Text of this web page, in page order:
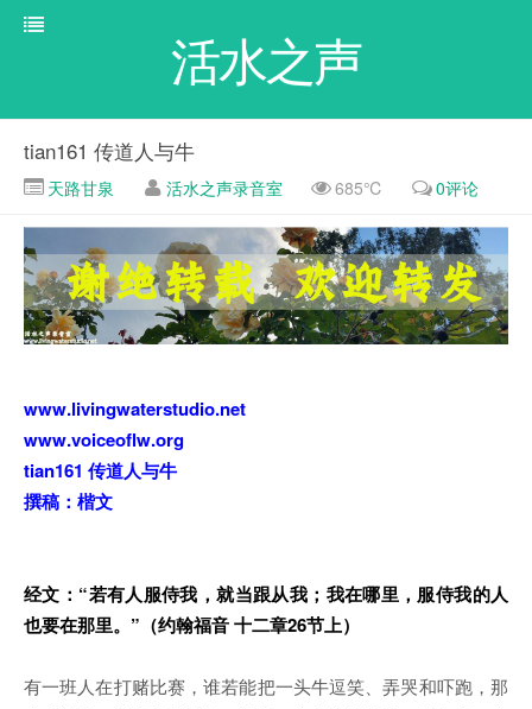
活水之声
tian161 传道人与牛
天路甘泉 活水之声录音室 685℃ 0评论
www.livingwaterstudio.net
www.voiceoflw.org
tian161 传道人与牛
撰稿：楷文
经文：“若有人服侍我，就当跟从我；我在哪里，服侍我的人
也要在那里。”（约翰福音 十二章26节上）
有一班人在打赌比赛，谁若能把一头牛逗笑、弄哭和吓跑，那